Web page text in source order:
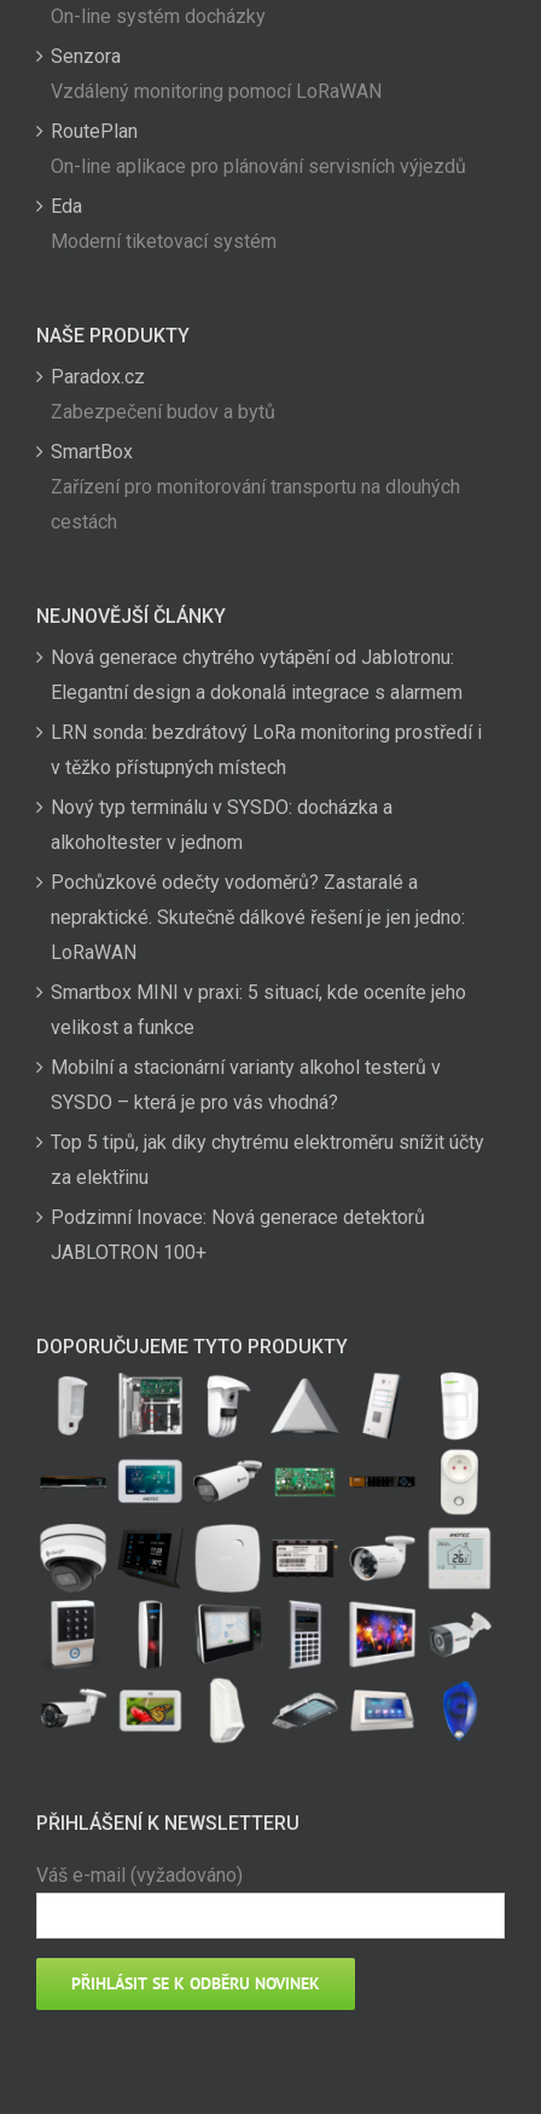
On-line systém docházky
Senzora
Vzdálený monitoring pomocí LoRaWAN
RoutePlan
On-line aplikace pro plánování servisních výjezdů
Eda
Moderní tiketovací systém
NAŠE PRODUKTY
Paradox.cz
Zabezpečení budov a bytů
SmartBox
Zařízení pro monitorování transportu na dlouhých
cestách
NEJNOVĚJŠÍ ČLÁNKY
Nová generace chytrého vytápění od Jablotronu:
Elegantní design a dokonalá integrace s alarmem
LRN sonda: bezdrátový LoRa monitoring prostředí i
v těžko přístupných místech
Nový typ terminálu v SYSDO: docházka a
alkoholtester v jednom
Pochůzkové odečty vodoměrů? Zastaralé a
nepraktické. Skutečně dálkové řešení je jen jedno:
LoRaWAN
Smartbox MINI v praxi: 5 situací, kde oceníte jeho
velikost a funkce
Mobilní a stacionární varianty alkohol testerů v
SYSDO – která je pro vás vhodná?
Top 5 tipů, jak díky chytrému elektroměru snížit účty
za elektřinu
Podzimní Inovace: Nová generace detektorů
JABLOTRON 100+
DOPORUČUJEME TYTO PRODUKTY
PŘIHLÁŠENÍ K NEWSLETTERU
Váš e-mail (vyžadováno)